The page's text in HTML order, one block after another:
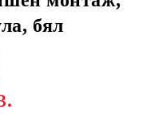
бял